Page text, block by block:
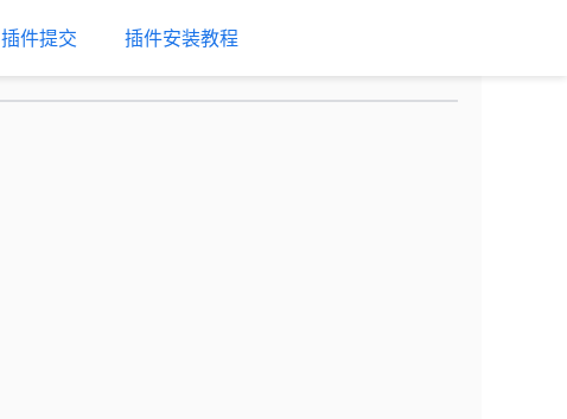
插件提交 插件安装教程